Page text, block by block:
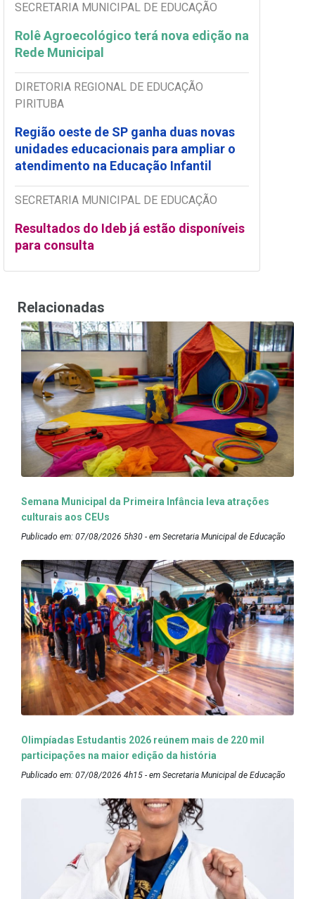
SECRETARIA MUNICIPAL DE EDUCAÇÃO
Rolê Agroecológico terá nova edição na
Rede Municipal
DIRETORIA REGIONAL DE EDUCAÇÃO
PIRITUBA
Região oeste de SP ganha duas novas
unidades educacionais para ampliar o
atendimento na Educação Infantil
SECRETARIA MUNICIPAL DE EDUCAÇÃO
Resultados do Ideb já estão disponíveis
para consulta
Relacionadas
Semana Municipal da Primeira Infância leva atrações
culturais aos CEUs
Publicado em: 07/08/2026 5h30 - em Secretaria Municipal de Educação
Olimpíadas Estudantis 2026 reúnem mais de 220 mil
participações na maior edição da história
Publicado em: 07/08/2026 4h15 - em Secretaria Municipal de Educação